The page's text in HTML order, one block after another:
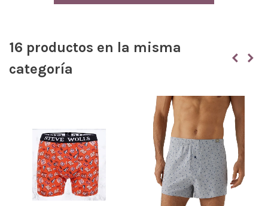
16 productos en la misma
categoría